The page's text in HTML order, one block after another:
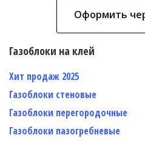
Оформить
Газоблоки на клей
Хит продаж 2025
Газоблоки стеновые
Газоблоки перегородочные
Газоблоки пазогребневые